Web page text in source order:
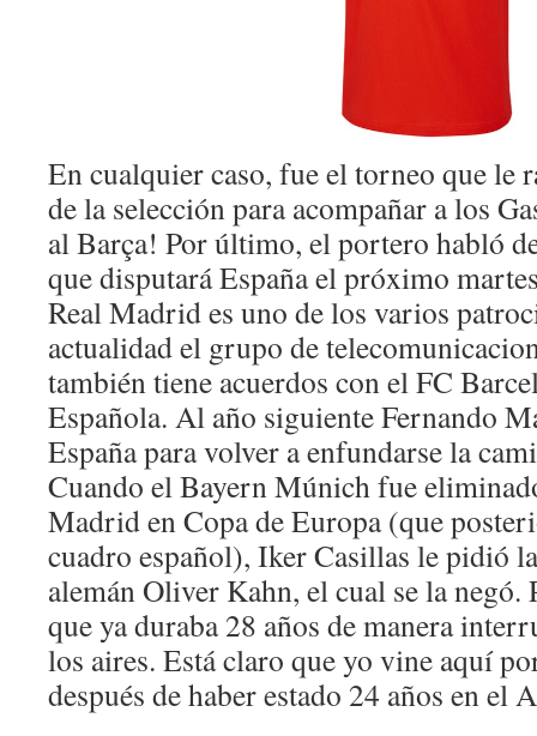
En cualquier caso, fue el torneo que le
de la selección para acompañar a los
al Barça! Por último, el portero habló
que disputará España el próximo
Real Madrid es uno de los varios
actualidad el grupo de
también tiene acuerdos con el FC
Española. Al año siguiente Fernando
España para volver a enfundarse la
Cuando el Bayern Múnich fue
Madrid en Copa de Europa (que
cuadro español), Iker Casillas le pidió
alemán Oliver Kahn, el cual se la negó.
que ya duraba 28 años de manera
los aires. Está claro que yo vine aquí
después de haber estado 24 años en el